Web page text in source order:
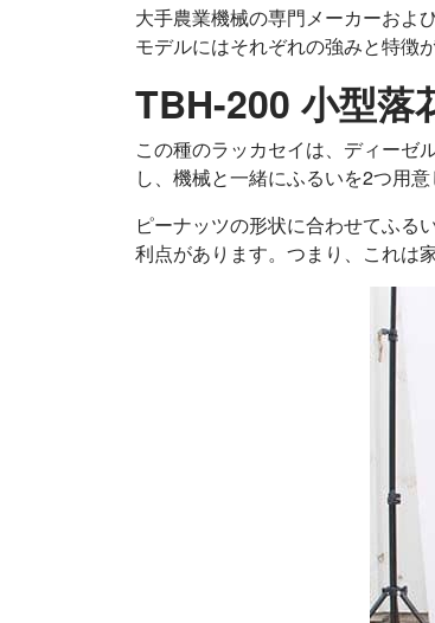
大手農業機械の専門メーカーおよ
モデルにはそれぞれの強みと特徴
TBH-200 小型落
この種のラッカセイは、ディーゼ
し、機械と一緒にふるいを2つ用意
ピーナッツの形状に合わせてふる
利点があります。つまり、これは